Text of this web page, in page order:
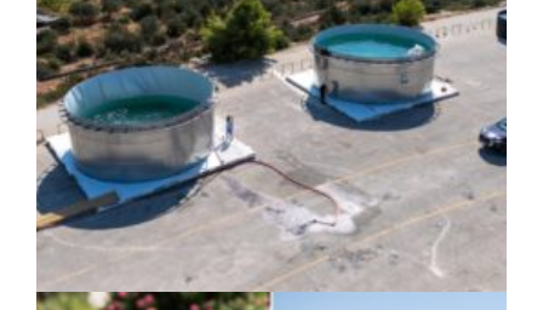
ΚΟΙΝΩΝΙΑ | 07/08/2026 · 17:08